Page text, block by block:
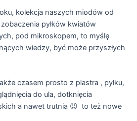
kolekcja naszych miodów od
pyłków kwiatów
pod mikroskopem, to myślę
wiedzy, być może przyszłych
czasem prosto z plastra , pyłku,
do ula, dotknięcia
a nawet trutnia 😉 to też nowe